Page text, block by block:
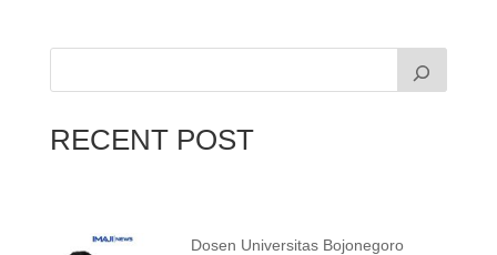
RECENT POST
Dosen Universitas Bojonegoro